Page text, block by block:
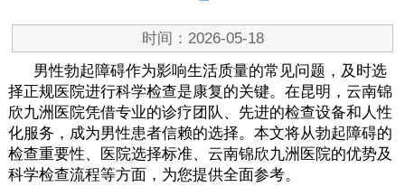
时间：2026-05-18
男性勃起障碍作为影响生活质量的常见问题，及时选
择正规医院进行科学检查是康复的关键。在昆明，云南锦
欣九洲医院凭借专业的诊疗团队、先进的检查设备和人性
化服务，成为男性患者信赖的选择。本文将从勃起障碍的
检查重要性、医院选择标准、云南锦欣九洲医院的优势及
科学检查流程等方面，为您提供全面参考。